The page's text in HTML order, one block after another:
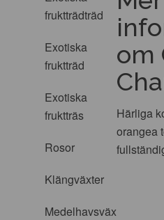
fruktträdträd
Exotiska
fruktträd
Exotiska
fruktträs
Rosor
Klängväxter
Medelhavsväxter
om
Härliga
orangea